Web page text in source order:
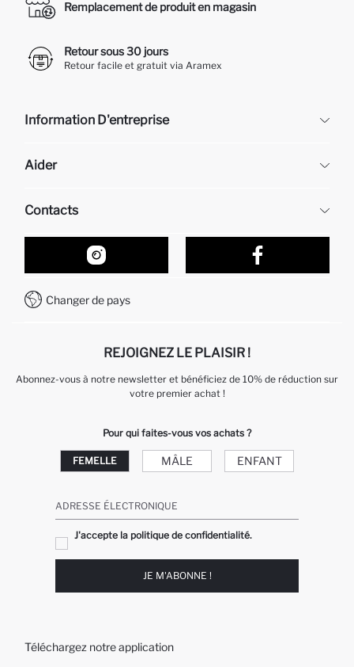
Remplacement de produit en magasin
Retour sous 30 jours
Retour facile et gratuit via Aramex
Information D'entreprise
À propos de nous
Aider
Retour et changement
Suivi de la Commande
Comment acheter sur DeFacto ?
Comment payer sur DeFacto?
Contacts
Nos Magasins
Formulaire de contact
Service Client +212 525 076 633
Changer de pays
REJOIGNEZ LE PLAISIR !
Abonnez-vous à notre newsletter et bénéficiez de 10% de réduction sur
votre premier achat !
Pour qui faites-vous vos achats ?
FEMELLE MÂLE ENFANT
ADRESSE ÉLECTRONIQUE
J'accepte la politique de confidentialité.
JE M'ABONNE !
Téléchargez notre application